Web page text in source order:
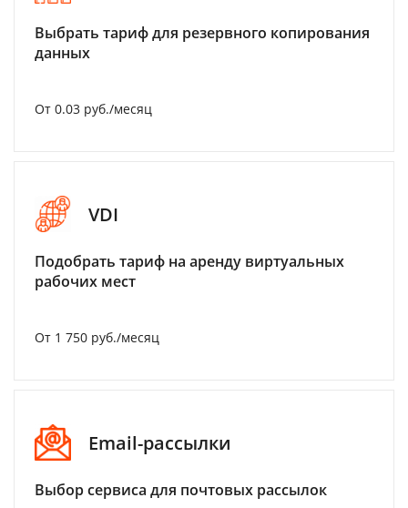
Выбрать тариф для резервного копирования
данных
От 0.03 руб./месяц
VDI
Подобрать тариф на аренду виртуальных
рабочих мест
От 1 750 руб./месяц
Email-рассылки
Выбор сервиса для почтовых рассылок